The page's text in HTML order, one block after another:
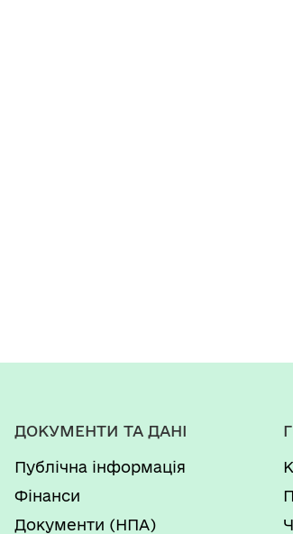
ДОКУМЕНТИ ТА ДАНІ
Публічна інформація
Фінанси
Документи (НПА)